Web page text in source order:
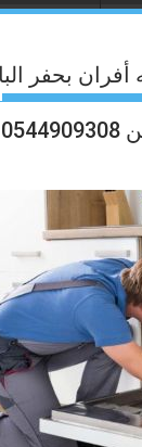
بحفر